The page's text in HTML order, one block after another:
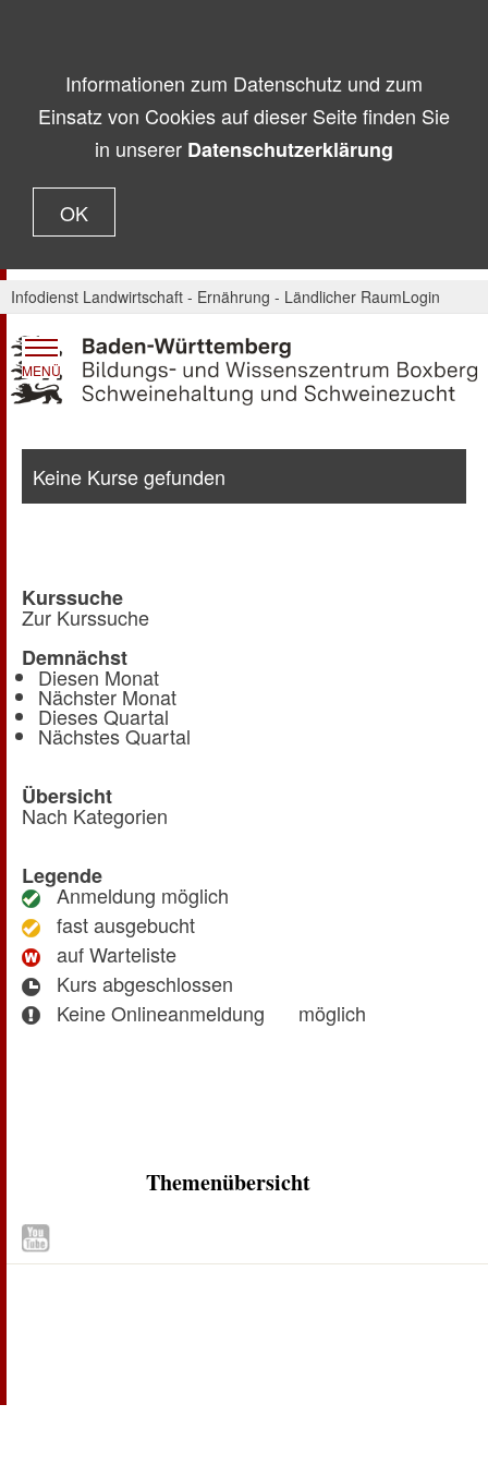
Informationen zum Datenschutz und zum
Einsatz von Cookies auf dieser Seite finden Sie
in unserer Datenschutzerklärung
OK
Infodienst Landwirtschaft - Ernährung - Ländlicher RaumLogin
MENÜ
Keine Kurse gefunden
Kurssuche
Zur Kurssuche
Demnächst
Diesen Monat
Nächster Monat
Dieses Quartal
Nächstes Quartal
Übersicht
Nach Kategorien
Legende
Anmeldung möglich
fast ausgebucht
auf Warteliste
Kurs abgeschlossen
Keine Onlineanmeldung
möglich
Themenübersicht